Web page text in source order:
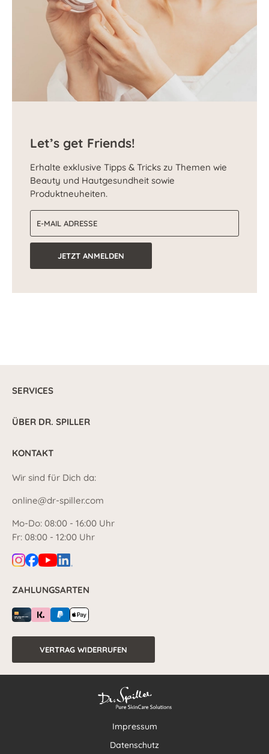
Let’s get Friends!
Erhalte exklusive Tipps & Tricks zu Themen wie
Beauty und Hautgesundheit sowie
Produktneuheiten.
JETZT ANMELDEN
SERVICES
ÜBER DR. SPILLER
KONTAKT
Wir sind für Dich da:
online@dr-spiller.com
Mo-Do: 08:00 - 16:00 Uhr
Fr: 08:00 - 12:00 Uhr
ZAHLUNGSARTEN
VERTRAG WIDERRUFEN
Impressum
Datenschutz